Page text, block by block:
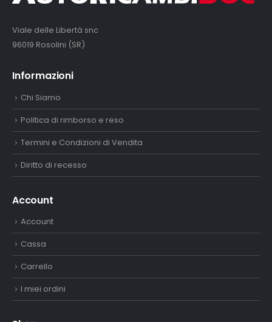
Viale delle Libertà snc
96019 Rosolini (SR)
Informazioni
Chi Siamo
Politica di rimborso e reso
Termini e Condizioni di Vendita
Diritto di recesso
Account
Account
Cassa
Carrello
I miei ordini